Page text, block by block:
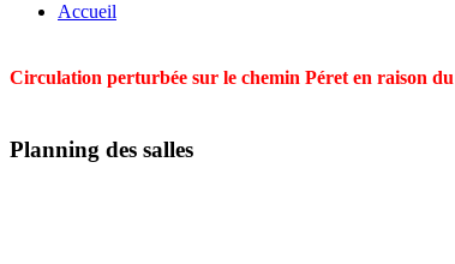
Accueil
Circulation perturbée sur le chemin Péret en raison
Planning des salles